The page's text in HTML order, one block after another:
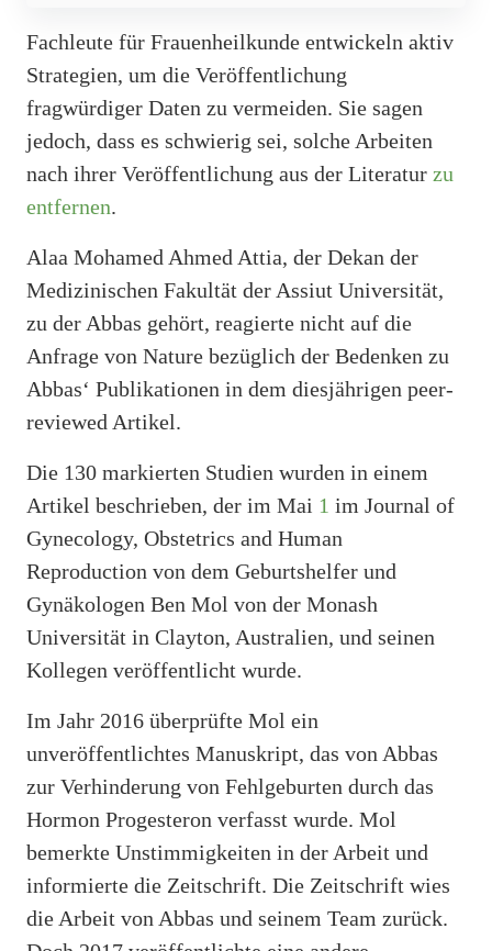
Fachleute für Frauenheilkunde entwickeln aktiv
Strategien, um die Veröffentlichung
fragwürdiger Daten zu vermeiden. Sie sagen
jedoch, dass es schwierig sei, solche Arbeiten
nach ihrer Veröffentlichung aus der Literatur zu
entfernen.
Alaa Mohamed Ahmed Attia, der Dekan der
Medizinischen Fakultät der Assiut Universität,
zu der Abbas gehört, reagierte nicht auf die
Anfrage von Nature bezüglich der Bedenken zu
Abbas‘ Publikationen in dem diesjährigen peer-
reviewed Artikel.
Die 130 markierten Studien wurden in einem
Artikel beschrieben, der im Mai 1 im Journal of
Gynecology, Obstetrics and Human
Reproduction von dem Geburtshelfer und
Gynäkologen Ben Mol von der Monash
Universität in Clayton, Australien, und seinen
Kollegen veröffentlicht wurde.
Im Jahr 2016 überprüfte Mol ein
unveröffentlichtes Manuskript, das von Abbas
zur Verhinderung von Fehlgeburten durch das
Hormon Progesteron verfasst wurde. Mol
bemerkte Unstimmigkeiten in der Arbeit und
informierte die Zeitschrift. Die Zeitschrift wies
die Arbeit von Abbas und seinem Team zurück.